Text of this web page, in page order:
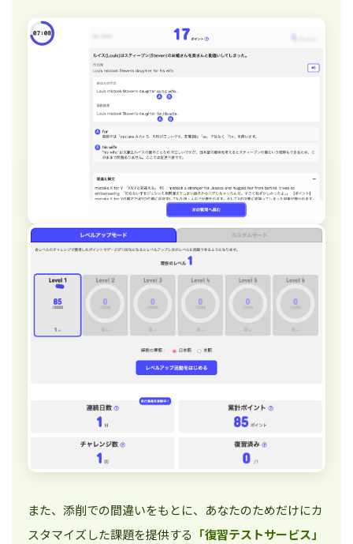
また、添削での間違いをもとに、あなたのためだけにカ
スタマイズした課題を提供する 「復習テストサービス」